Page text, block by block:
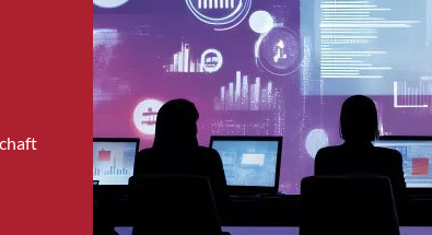
Brig-Glis
Bronschhofen
Brugg
Brugg AG